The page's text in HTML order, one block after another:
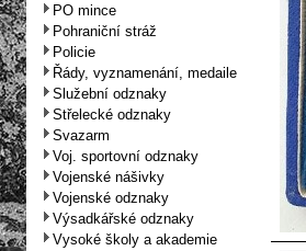
PO mince
Pohraniční stráž
Policie
Řády, vyznamenání, medaile
Služební odznaky
Střelecké odznaky
Svazarm
Voj. sportovní odznaky
Vojenské nášivky
Vojenské odznaky
Výsadkářské odznaky
Vysoké školy a akademie